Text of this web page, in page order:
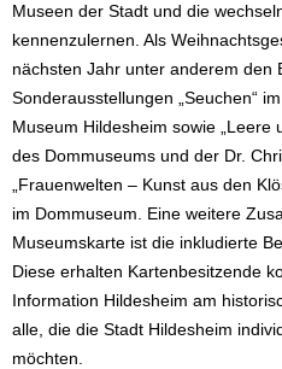
Museen der Stadt und die
kennenzulernen. Als
nächsten Jahr unter anderem den
Sonderausstellungen „Seuchen“
Museum Hildesheim sowie „Leere
des Dommuseums und der Dr.
„Frauenwelten – Kunst aus den
im Dommuseum. Eine weitere
Museumskarte ist die inkludierte
Diese erhalten Kartenbesitzende
Information Hildesheim am
alle, die die Stadt Hildesheim
möchten.